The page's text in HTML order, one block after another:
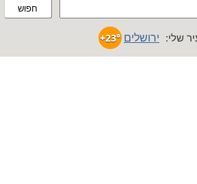
חפוש
שלי: ירושלים +23°